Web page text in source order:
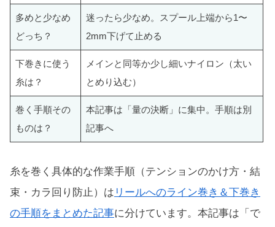
多めと少なめ
どっち？
迷ったら少なめ。スプール上端から1〜
2mm下げて止める
下巻きに使う
糸は？
メインと同等か少し細いナイロン（太い
とめり込む）
巻く手順その
ものは？
本記事は「量の決断」に集中。手順は別
記事へ
糸を巻く具体的な作業手順（テンションのかけ方・結
束・カラ回り防止）は リールへのライン巻き＆下巻き
の手順をまとめた記事に分けています。本記事は「で